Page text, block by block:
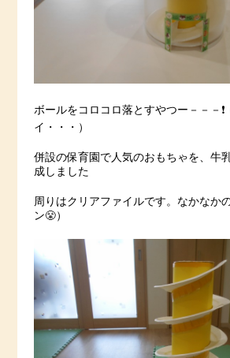
ボールをコロコロ落とすやつー－－－❗️
イ・・・）
併設の保育園で人気のおもちゃを、牛
成しました
周りはクリアファイルです。なかなか
ン😤）